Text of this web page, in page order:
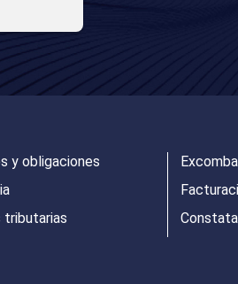
y obligaciones
tributarias